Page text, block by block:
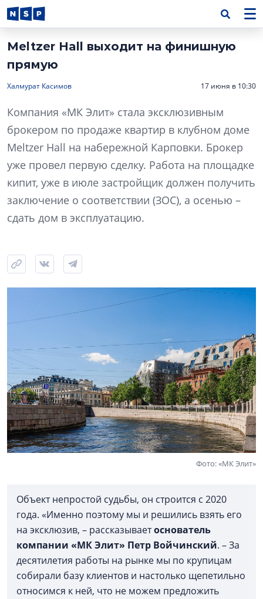
Meltzer Hall выходит на финишную
прямую
Халмурат Касимов 17 июня в 10:30
Компания «МК Элит» стала эксклюзивным
брокером по продаже квартир в клубном доме
Meltzer Hall на набережной Карповки. Брокер
уже провел первую сделку. Работа на площадке
кипит, уже в июле застройщик должен получить
заключение о соответствии (ЗОС), а осенью –
сдать дом в эксплуатацию.
Фото: «МК Элит»
Объект непростой судьбы, он строится с 2020
года. «Именно поэтому мы и решились взять его
на эксклюзив, – рассказываетоснователь
компании «МК Элит» Петр Войчинский. – За
десятилетия работы на рынке мы по крупицам
собирали базу клиентов и настолько щепетильно
относимся к ней, что не можем предложить